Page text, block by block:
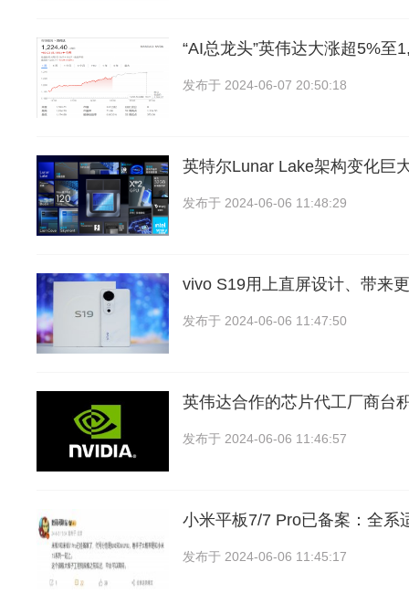
“AI总龙头”英伟达大涨超5%至
发布于 2024-06-07 20:50:18
英特尔Lunar Lake架构变化巨
发布于 2024-06-06 11:48:29
vivo S19用上直屏设计、带来
发布于 2024-06-06 11:47:50
英伟达合作的芯片代工厂商台
发布于 2024-06-06 11:46:57
小米平板7/7 Pro已备案：全系
发布于 2024-06-06 11:45:17